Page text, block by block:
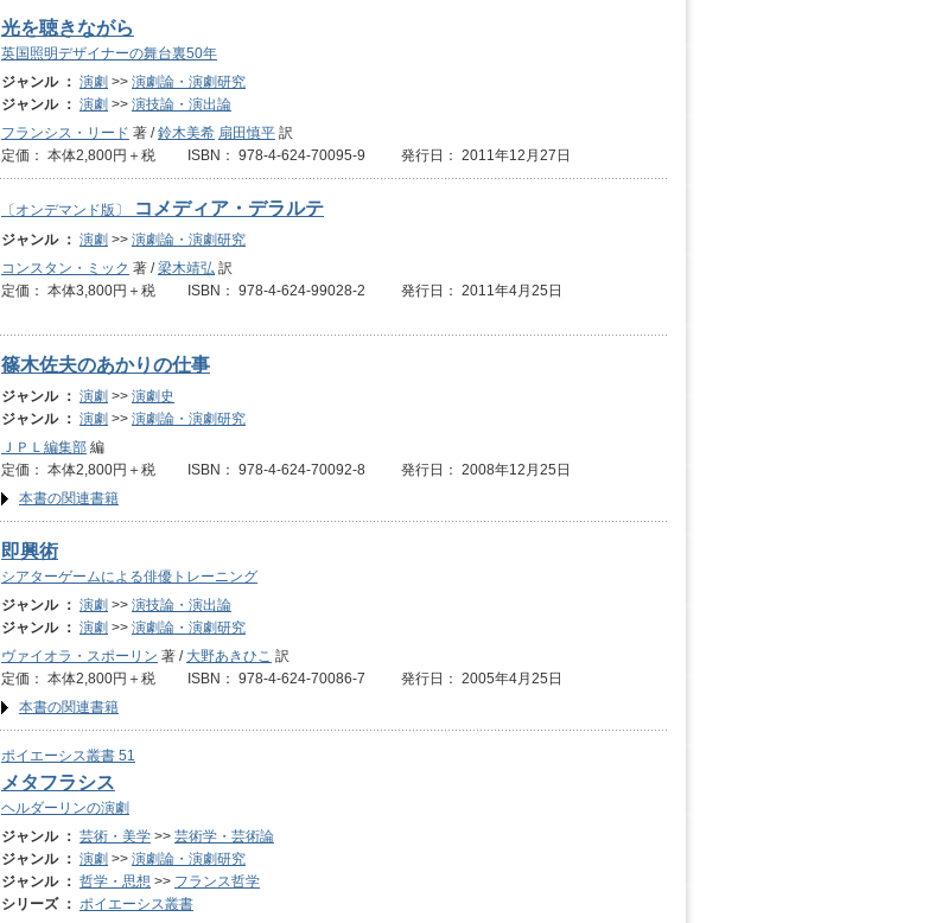
光を聴きながら
英国照明デザイナーの舞台裏50年
ジャンル ： 演劇 >> 演劇論・演劇研究
ジャンル ： 演劇 >> 演技論・演出論
フランシス・リード 著 /鈴木美希 扇田慎平 訳
定価： 本体2,800円＋税 ISBN： 978-4-624-70095-9 発行日： 2011年12月27日
〔オンデマンド版〕 コメディア・デラルテ
ジャンル ： 演劇 >> 演劇論・演劇研究
コンスタン・ミック 著 /梁木靖弘 訳
定価： 本体3,800円＋税 ISBN： 978-4-624-99028-2 発行日： 2011年4月25日
篠木佐夫のあかりの仕事
ジャンル ： 演劇 >> 演劇史
ジャンル ： 演劇 >> 演劇論・演劇研究
ＪＰＬ編集部 編
定価： 本体2,800円＋税 ISBN： 978-4-624-70092-8 発行日： 2008年12月25日
本書の関連書籍
即興術
シアターゲームによる俳優トレーニング
ジャンル ： 演劇 >> 演技論・演出論
ジャンル ： 演劇 >> 演劇論・演劇研究
ヴァイオラ・スポーリン 著 / 大野あきひこ 訳
定価： 本体2,800円＋税 ISBN： 978-4-624-70086-7 発行日： 2005年4月25日
本書の関連書籍
ポイエーシス叢書 51
メタフラシス
ヘルダーリンの演劇
ジャンル ： 芸術・美学 >> 芸術学・芸術論
ジャンル ： 演劇 >> 演劇論・演劇研究
ジャンル ： 哲学・思想 >> フランス哲学
シリーズ ： ポイエーシス叢書